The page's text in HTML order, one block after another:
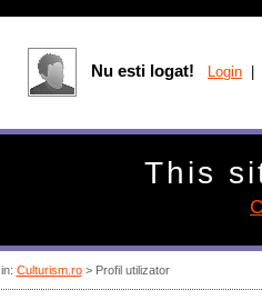
Culturism.ro> Profil utilizator
Nu esti logat! Login
This